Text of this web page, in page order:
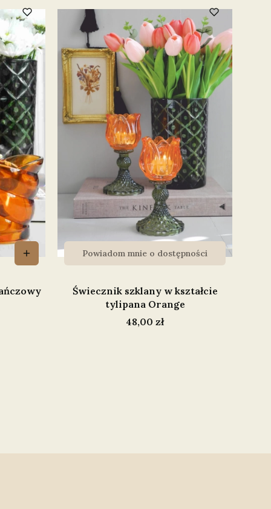
Powiadom mnie o dostępności
Świecznik szklany w kształcie
tylipana Orange
Cena
48,00 zł